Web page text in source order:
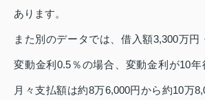
あります。
また別のデータでは、借入額3,300万円
変動金利0.5％の場合、変動金利が10年
月々支払額は約8万6,000円から約10万